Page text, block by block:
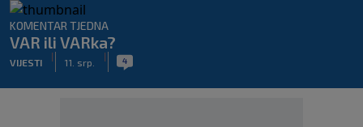
KOMENTAR TJEDNA
VAR ili VARka?
VIJESTI
|
11. srp.
| 4